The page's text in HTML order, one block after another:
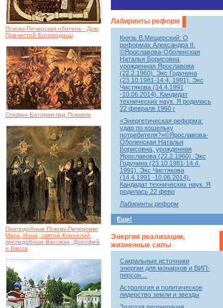
Псково-Печерская обитель - Дом
Пречистой Богородицы
Стефан Батория под Псковом
Преподобные Псково-Печерские
Марк, Иона, святой Корнилий,
преподобные Вассиан, Дорофей
и Васса
Лабиринты реформ
Князь В.Мещерский: О
реформах Александра II.
©Ярославова-Оболенская
Наталья Борисовна,
урожденная Ярославова
(22.2.1960). Экс Годунина
(23.10.1981-14.4. 1991). Экс
Чистякова (14.4.1991
-10.06.2014). Кандидат
технических наук. Я родилась
22 февраля 1960 г
«Энергетическая реформа:
удар по кошельку
потребителя?»©Ярославова-
Оболенская Наталья
Борисовна, урожденная
Ярославова (22.2.1960). Экс
Годунина (23.10.1981-14.4.
1991). Экс Чистякова
(14.4.1991 -10.06.2014).
Кандидат технических наук. Я
родилась 22 февр
Лабиринты реформ
Еще!
Энергия реализации,
жизненные силы
Сакральные источники
энергии для монархов и ВИП-
персон…
Астрология и политическое
лидерство земли и звезды